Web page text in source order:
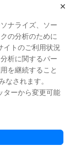
ーム
訪問
い合わせ
Co., Ltd)粤ICP备
ナライズ、ソー
の分析のために
イトのご利用状況
析に関するパー
を継続すること
なされます。
ターから変更可能
×